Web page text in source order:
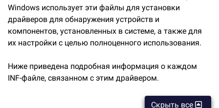
Windows использует эти файлы для установки
драйверов для обнаружения устройств и
компонентов, установленных в системе, а также для
их настройки с целью полноценного использования.
Ниже приведена подробная информация о каждом
INF-файле, связанном с этим драйвером.
Скрыть все